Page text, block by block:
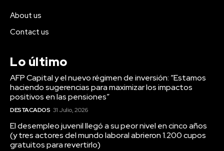
About us
Contact us
Lo último
AFP Capital y el nuevo régimen de inversión: “Estamos
haciendo sugerencias para maximizar los impactos
positivos en las pensiones”
DESTACADOS 31 Julio, 2026
El desempleo juvenil llegó a su peor nivel en cinco años
(y tres actores del mundo laboral abrieron 1.200 cupos
gratuitos para revertirlo)